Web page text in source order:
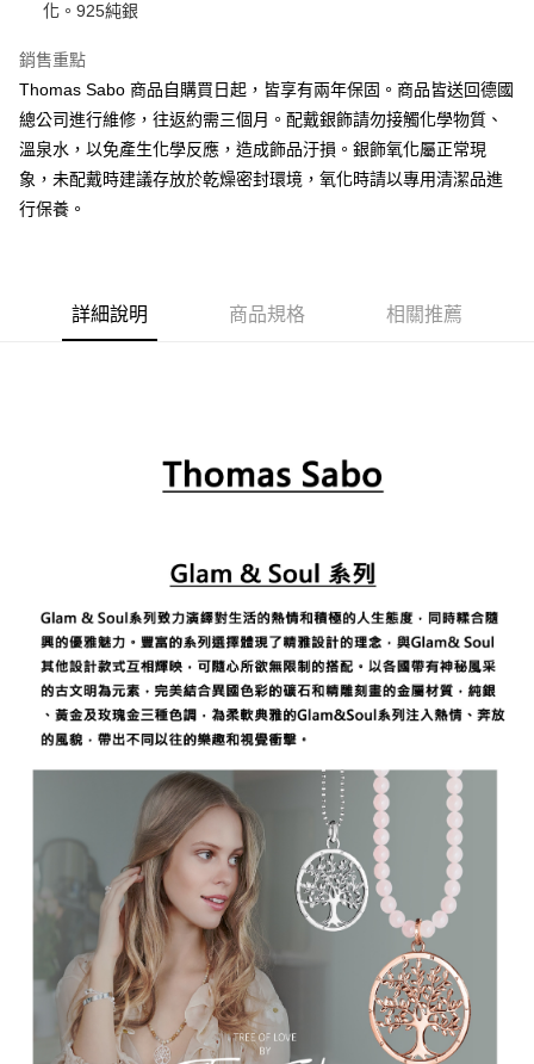
運送方式
黑貓宅急便
每筆NT$100，滿NT$3,000(含以上)免運費
化。925純銀
銷售重點
Thomas Sabo 商品自購買日起，皆享有兩年保固。商品皆送回德國
總公司進行維修，往返約需三個月。配戴銀飾請勿接觸化學物質、
溫泉水，以免產生化學反應，造成飾品汙損。銀飾氧化屬正常現
象，未配戴時建議存放於乾燥密封環境，氧化時請以專用清潔品進
行保養。
詳細說明 商品規格 相關推薦